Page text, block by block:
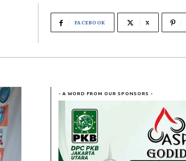
FACEBOOK X
- A WORD FROM OUR SPONSORS -